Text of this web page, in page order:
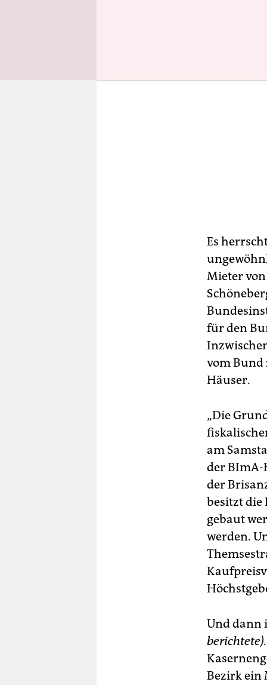
Es
Mieter
für den
vom Bund
Häuser.
„Die
am
der BImA-
der
besitzt die
gebaut
werden.
Und dann
berichtete).
Bezirk ein